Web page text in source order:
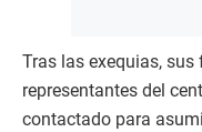
Tras las exequias,
representantes del
contactado para